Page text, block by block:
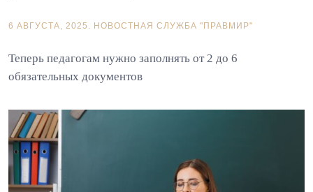
6 АВГУСТА, 2025. НОВОСТНАЯ СЛУЖБА "ПРАВМИР"
Теперь педагогам нужно заполнять от 2 до 6
обязательных документов